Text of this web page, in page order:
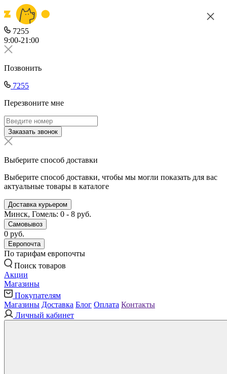
7255
9:00-21:00
Позвонить
7255
Перезвоните мне
Заказать звонок
Выберите способ доставки
Выберите способ доставки, чтобы мы могли показать для вас
актуальные товары в каталоге
Доставка курьером
Минск, Гомель: 0 - 8 руб.
Самовывоз
0 руб.
Европочта
По тарифам европочты
Поиск товаров
Акции
Магазины
Покупателям
Магазины Доставка Блог Оплата Контакты
Личный кабинет